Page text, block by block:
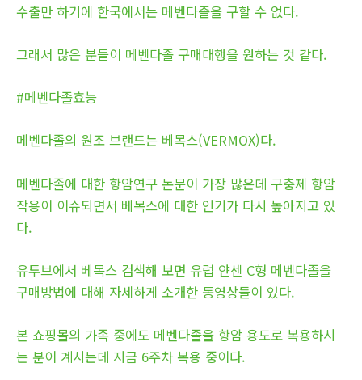
수출만 하기에 한국에서는 메벤다졸을 구할 수 없다.
그래서 많은 분들이 메벤다졸 구매대행을 원하는 것 같다.
#메벤다졸효능
메벤다졸의 원조 브랜드는 베목스(VERMOX)다.
메벤다졸에 대한 항암연구 논문이 가장 많은데 구충제 항암
작용이 이슈되면서 베목스에 대한 인기가 다시 높아지고 있
다.
유투브에서 베목스 검색해 보면 유럽 얀센 C형 메벤다졸을
구매방법에 대해 자세하게 소개한 동영상들이 있다.
본 쇼핑몰의 가족 중에도 메벤다졸을 항암 용도로 복용하시
는 분이 계시는데 지금 6주차 복용 중이다.